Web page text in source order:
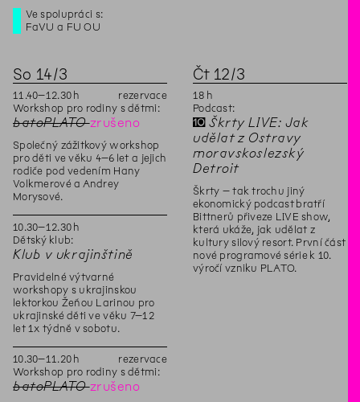
Ve spolupráci s:
FaVU a FU OU
So 14/3
11 .40–12.30 h
rezervace
Workshop pro rodiny s dětmi:
batoPLATOzrušeno
Společný zážitkový workshop
pro děti ve věku 4–6 let a jejich
rodiče pod vedením Hany
Volkmerové a Andrey
Morysové.
10.30–12.30 h
Dětský klub:
Klub v ukrajinštině
Pravidelné výtvarné
workshopy s ukrajinskou
lektorkou Žeňou Larinou pro
ukrajinské děti ve věku 7–12
let 1x týdně v sobotu.
10.30–11 . 20 h
rezervace
Workshop pro rodiny s dětmi:
batoPLATOzrušeno
Čt 12/3
18 h
Podcast:
✝ Škrty LIVE: Jak
udělat z Ostravy
moravskoslezský
Detroit
Škrty – tak trochu jiný
ekonomický podcast bratří
Bittnerů přiveze LIVE show,
která ukáže, jak udělat z
kultury silový resort. První část
nové programové série k 10.
výročí vzniku PLATO.